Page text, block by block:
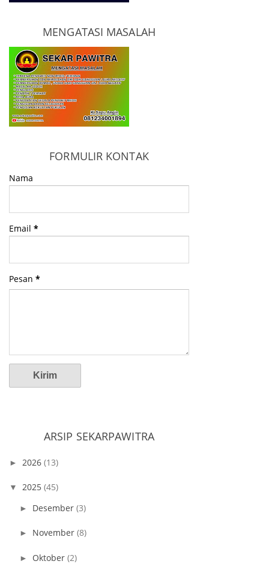
MENGATASI MASALAH
FORMULIR KONTAK
Nama
Email *
Pesan *
ARSIP SEKARPAWITRA
► 2026 (13)
▼ 2025 (45)
► Desember (3)
► November (8)
► Oktober (2)